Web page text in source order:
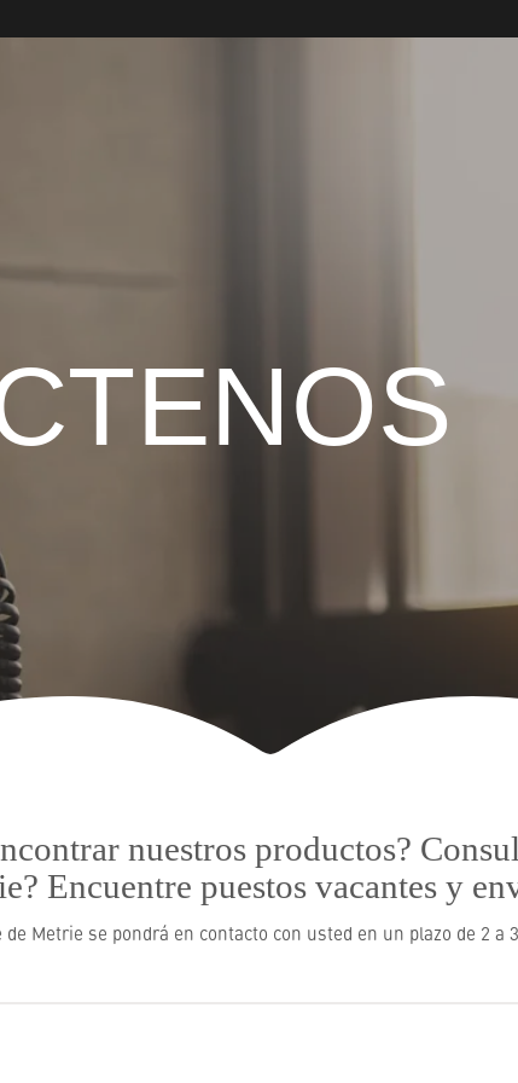
nuestros productos?
Encuentre puestos vacantes y
Metrie se pondrá en contacto con usted en un plazo de 2 a